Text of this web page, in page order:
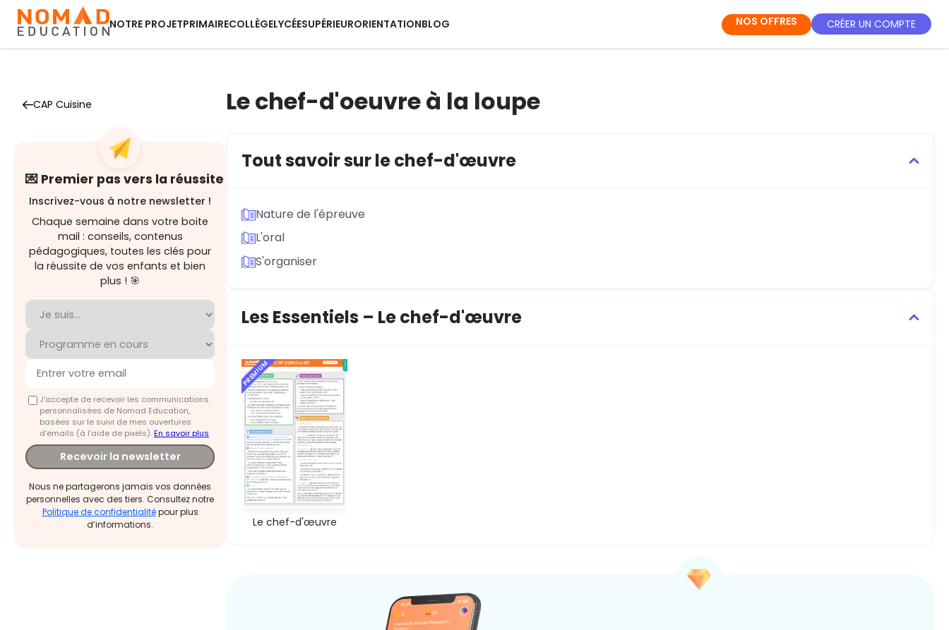
NOTRE PROJETPRIMAIRECOLLÈGELYCÉESUPÉRIEURORIENTATIONBLOG NOS OFFRES CRÉER UN COMPTE
CAP Cuisine
💌 Premier pas vers la réussite
Inscrivez-vous à notre newsletter !
Chaque semaine dans votre boite
mail : conseils, contenus
pédagogiques, toutes les clés pour
la réussite de vos enfants et bien
plus ! 🎯
J'accepte de recevoir les communications
personnalisées de Nomad Education,
basées sur le suivi de mes ouvertures
d'emails (à l’aide de pixels).En savoir plus
Recevoir la newsletter
Nous ne partagerons jamais vos données
personnelles avec des tiers. Consultez notre
Politique de confidentialitépour plus
d’informations.
Le chef-d'oeuvre à la loupe
Tout savoir sur le chef-d'œuvre
Nature de l'épreuve
L'oral
S'organiser
Les Essentiels – Le chef-d'œuvre
PREMIUM
Le chef-d'œuvre